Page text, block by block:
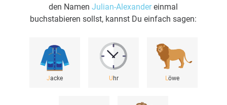
den NamenJulian-Alexandereinmal
buchstabieren sollst, kannst Du einfach sagen:
Jacke Uhr L öwe